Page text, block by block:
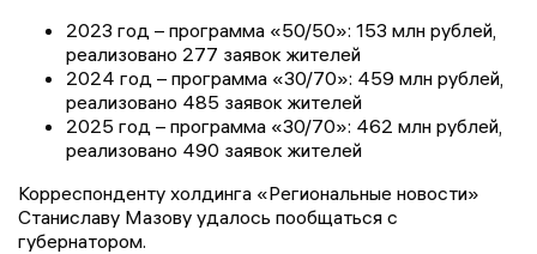
2023 год – программа «50/50»: 153 млн рублей,
реализовано 277 заявок жителей
2024 год – программа «30/70»: 459 млн рублей,
реализовано 485 заявок жителей
2025 год – программа «30/70»: 462 млн рублей,
реализовано 490 заявок жителей
Корреспонденту холдинга «Региональные новости»
Станиславу Мазову удалось пообщаться с
губернатором.